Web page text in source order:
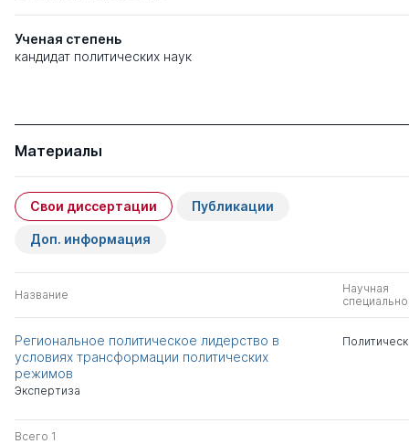
Ученая степень
кандидат политических наук
Материалы
Свои диссертации Публикации
Доп. информация
Название
Научная
Региональное политическое лидерство в
условиях трансформации политических
режимов
Экспертиза
Всего 1